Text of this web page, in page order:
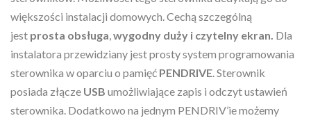
większości instalacji domowych. Cechą szczególną
jest prosta obsługa,wygodny duży i czytelny ekran. Dla
instalatora przewidziany jest prosty system programowania
sterownika w oparciu o pamięć PENDRIVE. Sterownik
posiada złącze USB umożliwiające zapis i odczyt ustawień
sterownika. Dodatkowo na jednym PENDRIV’ie możemy